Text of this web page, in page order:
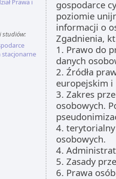
Prawa i
studiów:
gospodarce
poziomie
informacji o
Zgadnienia,
1. Prawo do
danych
2. Źródła
europejskim
3. Zakres
osobowych.
4.
osobowych.
4.
5. Zasady
6. Prawa